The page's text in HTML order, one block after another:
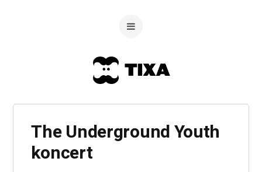
The Underground Youth
koncert